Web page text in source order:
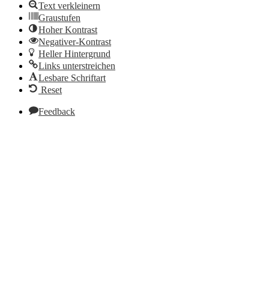
Text verkleinern
Graustufen
Hoher Kontrast
Negativer-Kontrast
Heller Hintergrund
Links unterstreichen
Lesbare Schriftart
Reset
Feedback